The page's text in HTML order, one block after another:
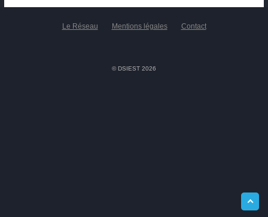
Le Réseau Mentions légales Contact
© DSIEST 2026